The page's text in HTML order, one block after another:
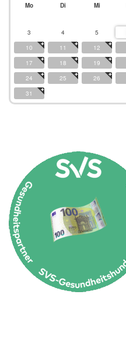
Mo Di Mi
3
4 5
10
11 12
17
18 19
24
25 26
31